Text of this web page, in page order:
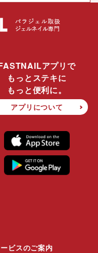
アプリで
もっとステキに
もっと便利に。
アプリについて
ビスのご案内